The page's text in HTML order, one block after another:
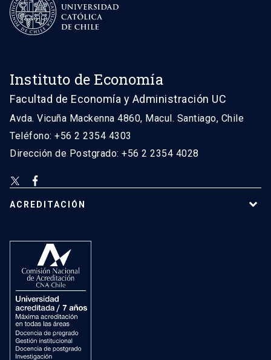
Instituto de Economía
Facultad de Economía y Administración UC
Avda. Vicuña Mackenna 4860, Macul. Santiago, Chile
Teléfono: +56 2 2354 4303
Dirección de Postgrado: +56 2 2354 4028
ACREDITACIÓN